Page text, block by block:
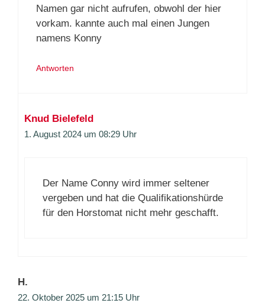
Namen gar nicht aufrufen, obwohl der hier
vorkam. kannte auch mal einen Jungen
namens Konny
Antworten
Knud Bielefeld
1. August 2024 um 08:29 Uhr
Der Name Conny wird immer seltener
vergeben und hat die Qualifikationshürde
für den Horstomat nicht mehr geschafft.
H.
22. Oktober 2025 um 21:15 Uhr